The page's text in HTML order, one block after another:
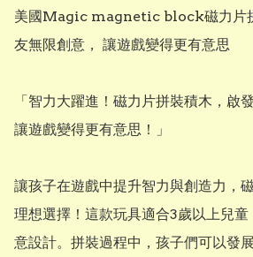
美國Magic magnetic block磁力片
友無限創意， 讓遊戲變得更有意思
「智力大躍進！磁力片拼裝積木，啟
讓遊戲變得更有意思！」
讓孩子在遊戲中提升智力與創造力，
理想選擇！這款玩具適合3歲以上兒
意設計。拼裝過程中，孩子們可以發